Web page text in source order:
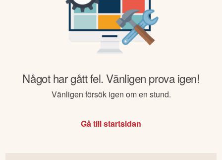
Något har gått fel. Vänligen prova igen!
Vänligen försök igen om en stund.
Gå till startsidan